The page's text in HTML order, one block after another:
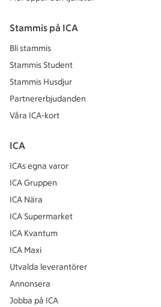
Stammis på ICA
Bli stammis
Stammis Student
Stammis Husdjur
Partnererbjudanden
Våra ICA-kort
ICA
ICAs egna varor
ICA Gruppen
ICA Nära
ICA Supermarket
ICA Kvantum
ICA Maxi
Utvalda leverantörer
Annonsera
Jobba på ICA